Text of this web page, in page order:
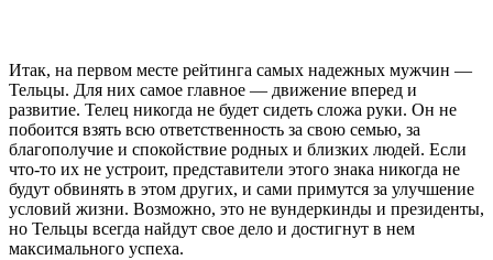
Итак, на первом месте рейтинга самых надежных мужчин —
Тельцы. Для них самое главное — движение вперед и
развитие. Телец никогда не будет сидеть сложа руки. Он не
побоится взять всю ответственность за свою семью, за
благополучие и спокойствие родных и близких людей. Если
что-то их не устроит, представители этого знака никогда не
будут обвинять в этом других, и сами примутся за улучшение
условий жизни. Возможно, это не вундеркинды и президенты,
но Тельцы всегда найдут свое дело и достигнут в нем
максимального успеха.